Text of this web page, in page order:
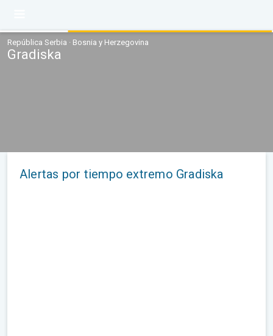
República Serbia · Bosnia y Herzegovina
Gradiska
Alertas por tiempo extremo Gradiska